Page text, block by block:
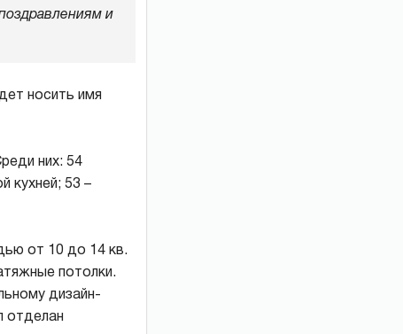
и
носить имя
них: 54
кухней; 53 –
от 10 до 14 кв.
потолки.
дизайн-
отделан